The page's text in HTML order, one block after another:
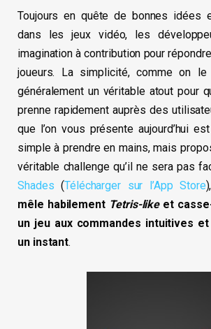
Toujours en quête de bonnes idées
dans les jeux vidéo, les
imagination à contribution pour
joueurs. La simplicité, comme on
généralement un véritable atout pour
prenne rapidement auprès des
que l’on vous présente aujourd’hui
simple à prendre en mains, mais
véritable challenge qu’il ne sera pas
Shades (Télécharger sur l’App Store
mêle habilement Tetris-likeet
un jeu aux commandes intuitives
un instant.